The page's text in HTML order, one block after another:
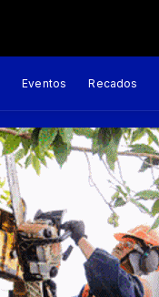
Eventos Recados